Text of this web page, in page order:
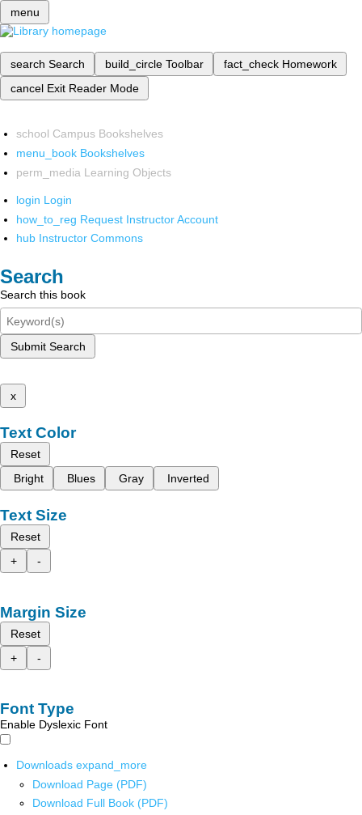
menu
search Search build_circle Toolbar fact_check Homework
cancel Exit Reader Mode
school Campus Bookshelves
menu_book Bookshelves
perm_media Learning Objects
login Login
how_to_reg Request Instructor Account
hub Instructor Commons
Search
Search this book
Submit Search
x
Text Color
Reset
Bright
Blues Gray Inverted
Text Size
Reset
+
-
Margin Size
Reset
+
-
Font Type
Enable Dyslexic Font
Downloads expand_more
Download Page (PDF)
Download Full Book (PDF)